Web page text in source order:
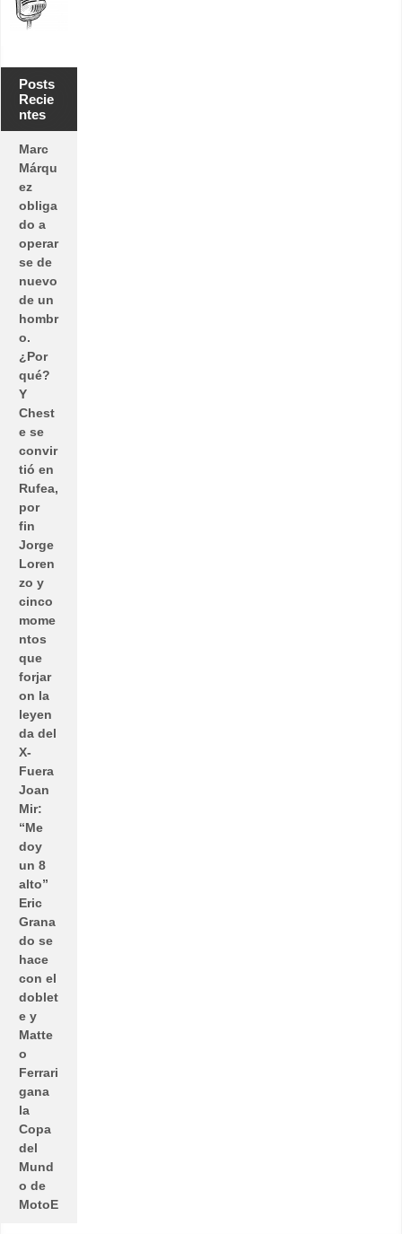
Posts
Recie
ntes
Marc
Márqu
ez
obliga
do a
operar
se de
nuevo
de un
hombr
o.
¿Por
qué?
Y
Chest
e se
convir
tió en
Rufea,
por
fin
Jorge
Loren
zo y
cinco
mome
ntos
que
forjar
on la
leyen
da del
X-
Fuera
Joan
Mir:
“Me
doy
un 8
alto”
Eric
Grana
do se
hace
con el
doblet
e y
Matte
o
Ferrari
gana
la
Copa
del
Mund
o de
MotoE